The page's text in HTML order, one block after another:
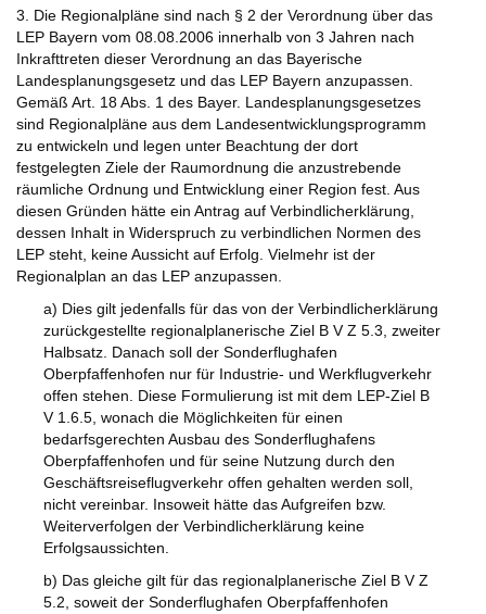
3. Die Regionalpläne sind nach § 2 der Verordnung über das
LEP Bayern vom 08.08.2006 innerhalb von 3 Jahren nach
Inkrafttreten dieser Verordnung an das Bayerische
Landesplanungsgesetz und das LEP Bayern anzupassen.
Gemäß Art. 18 Abs. 1 des Bayer. Landesplanungsgesetzes
sind Regionalpläne aus dem Landesentwicklungsprogramm
zu entwickeln und legen unter Beachtung der dort
festgelegten Ziele der Raumordnung die anzustrebende
räumliche Ordnung und Entwicklung einer Region fest. Aus
diesen Gründen hätte ein Antrag auf Verbindlicherklärung,
dessen Inhalt in Widerspruch zu verbindlichen Normen des
LEP steht, keine Aussicht auf Erfolg. Vielmehr ist der
Regionalplan an das LEP anzupassen.
a) Dies gilt jedenfalls für das von der Verbindlicherklärung
zurückgestellte regionalplanerische Ziel B V Z 5.3, zweiter
Halbsatz. Danach soll der Sonderflughafen
Oberpfaffenhofen nur für Industrie- und Werkflugverkehr
offen stehen. Diese Formulierung ist mit dem LEP-Ziel B
V 1.6.5, wonach die Möglichkeiten für einen
bedarfsgerechten Ausbau des Sonderflughafens
Oberpfaffenhofen und für seine Nutzung durch den
Geschäftsreiseflugverkehr offen gehalten werden soll,
nicht vereinbar. Insoweit hätte das Aufgreifen bzw.
Weiterverfolgen der Verbindlicherklärung keine
Erfolgsaussichten.
b) Das gleiche gilt für das regionalplanerische Ziel B V Z
5.2, soweit der Sonderflughafen Oberpfaffenhofen